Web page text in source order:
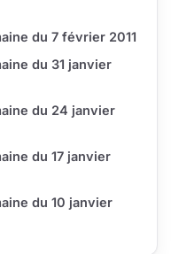
du 7 février 2011
du 31 janvier
du 24 janvier
du 17 janvier
du 10 janvier